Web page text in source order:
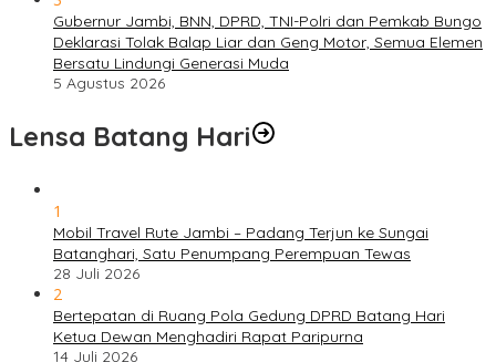
Gubernur Jambi, BNN, DPRD, TNI-Polri dan Pemkab Bungo
Deklarasi Tolak Balap Liar dan Geng Motor, Semua Elemen
Bersatu Lindungi Generasi Muda
5 Agustus 2026
Lensa Batang Hari
1
Mobil Travel Rute Jambi – Padang Terjun ke Sungai
Batanghari, Satu Penumpang Perempuan Tewas
28 Juli 2026
2
Bertepatan di Ruang Pola Gedung DPRD Batang Hari
Ketua Dewan Menghadiri Rapat Paripurna
14 Juli 2026